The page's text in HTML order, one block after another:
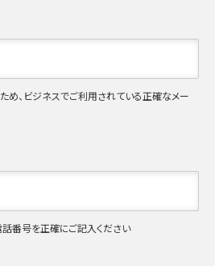
め、ビジネスでご利用されている正確なメー
番号を正確にご記入ください